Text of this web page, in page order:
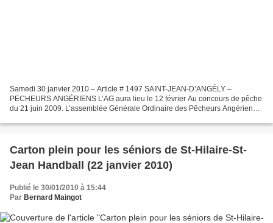
Samedi 30 janvier 2010 – Article # 1497 SAINT-JEAN-D’ANGÉLY –
PECHEURS ANGÉRIENS L’AG aura lieu le 12 février Au concours de pêche
du 21 juin 2009. L’assemblée Générale Ordinaire des Pêcheurs Angériens
Carton plein pour les séniors de St-Hilaire-St-
Jean Handball (22 janvier 2010)
Publié le 30/01/2010 à 15:44
Par Bernard Maingot